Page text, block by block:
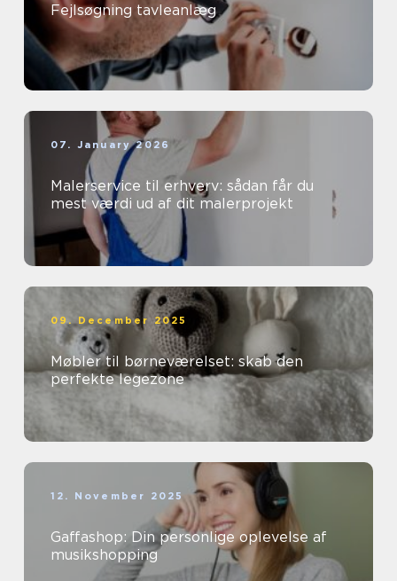
Fejlsøgning tavleanlæg
07. January 2026
Malerservice til erhverv: sådan får du
mest værdi ud af dit malerprojekt
09. December 2025
Møbler til børneværelset: skab den
perfekte legezone
12. November 2025
Gaffashop: Din personlige oplevelse af
musikshopping